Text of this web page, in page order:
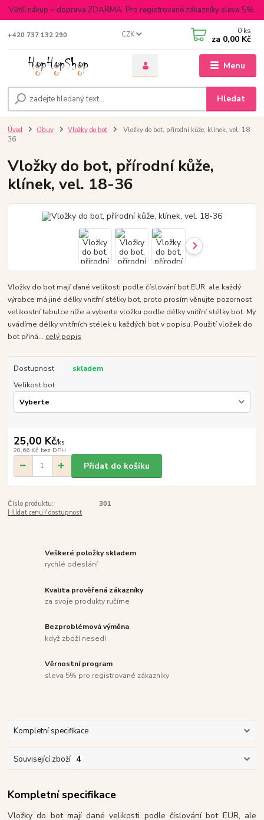
Větší nákup = doprava ZDARMA. Pro registrované zákazníky sleva 5%.
Menu
CZK
Hledat
+420 737 132 290 0 ks
za 0,00 Kč
Úvod Obuv Vložky do bot
Vložky do bot, přírodní kůže, klínek, vel. 18-
36
Vložky do bot, přírodní kůže,
klínek, vel. 18-36
Vložky do bot mají dané velikosti podle číslování bot EUR, ale každý
výrobce má jiné délky vnitřní stélky bot, proto prosím věnujte pozornost
velikostní tabulce níže a vyberte vložku podle délky vnitřní stélky bot. My
uvádíme délky vnitřních stélek u každých bot v popisu. Použití vložek do
bot přiná... celý popis
Dostupnost
skladem
Velikost bot
25,00 Kč/ks
20,66 Kč bez DPH
Přidat do košíku
Číslo produktu:
301
Hlídat cenu / dostupnost
Veškeré položky skladem
rychlé odeslání
Kvalita prověřená zákazníky
za svoje produkty ručíme
Bezproblémová výměna
když zboží nesedí
Věrnostní program
sleva 5% pro registrované zákazníky
Kompletní specifikace
Související zboží 4
Kompletní specifikace
Vložky do bot mají dané velikosti podle číslování bot EUR, ale